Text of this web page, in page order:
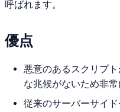
呼ばれます。
優点
悪意のあるスクリプ
な兆候がないため非
従来のサーバーサイ